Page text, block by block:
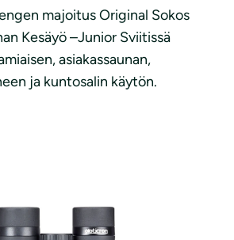
majoitus Original Sokos
Kesäyö –Junior Sviitissä
asiakassaunan,
ja kuntosalin käytön.